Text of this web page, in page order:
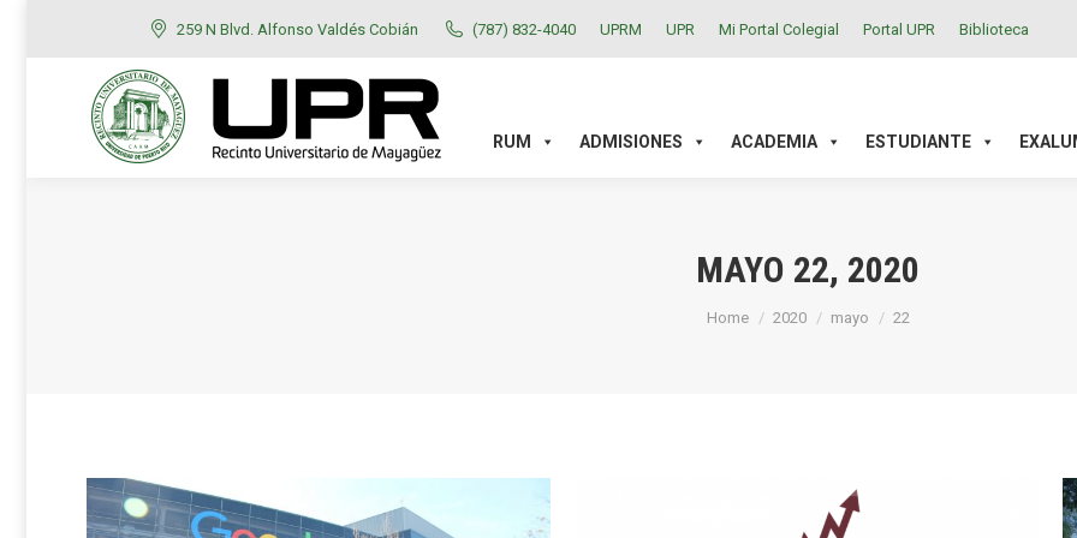
259 N Blvd. Alfonso Valdés Cobián (787) 832-4040 UPRM UPR Mi Portal Colegial Portal UPR Biblioteca
RUM ADMISIONES ACADEMIA ESTUDIANTE
MAYO 22, 2020
You are here:
Home 2020 mayo 22
RUM ADMISIONES